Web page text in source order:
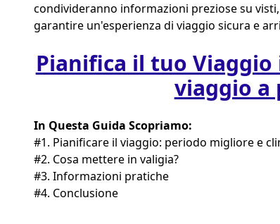
condivideranno informazioni preziose su
garantire un'esperienza di viaggio sicura e
Pianifica il tuo
viaggio a
In Questa Guida Scopriamo:
#1. Pianificare il viaggio: periodo migliore e
#2. Cosa mettere in valigia?
#3. Informazioni pratiche
#4. Conclusione